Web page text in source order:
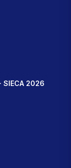
2026